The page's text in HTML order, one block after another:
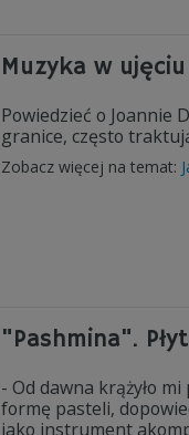
Muzyka w
Powiedzieć o Joannie
granice, często
Zobacz więcej na temat:
"Pashmina".
- Od dawna krążyło
formę pasteli,
jako instrument